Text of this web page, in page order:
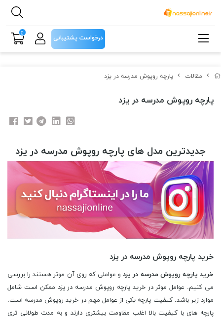
مقالات پارچه روپوش مدرسه در یزد
پارچه روپوش مدرسه در یزد
جدیدترین مدل های پارچه روپوش مدرسه در یزد
خرید پارچه روپوش مدرسه در یزد
خرید پارچه روپوش مدرسه در یزدو عواملی که روی آن موثر هستند را بررسی
می کنیم. عوامل موثر در خرید پارچه روپوش مدرسه در یزد ممکن است شامل
موارد زیر باشد. کیفیت پارچه یکی از عوامل مهم در خرید روپوش مدرسه است.
پارچه های با کیفیت بالا اغلب مقاومت بیشتری دارند و به مدت طولانی تری
درخواست پشتیبانی
0